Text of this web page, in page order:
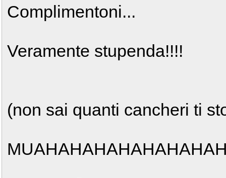
Complimentoni...
Veramente stupenda!!!!
(non sai quanti cancheri ti